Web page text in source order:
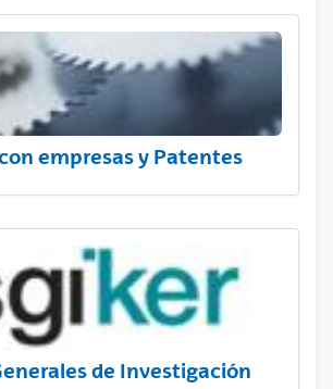
empresas y Patentes
de Investigación